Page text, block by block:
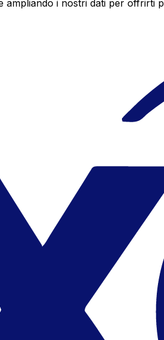
ampliando i nostri dati per offrirti